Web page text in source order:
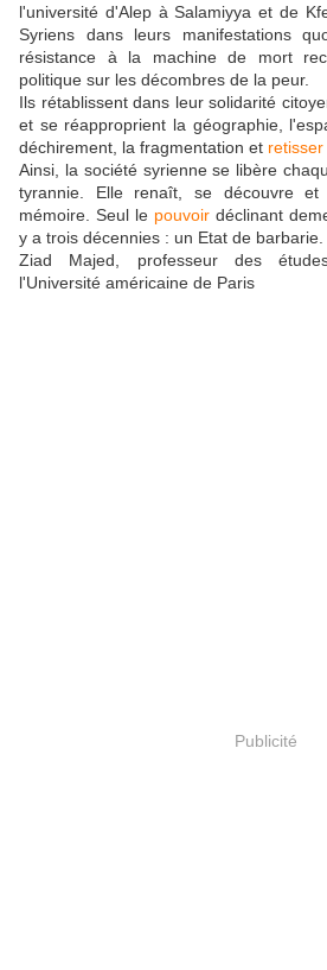
l'université d'Alep à Salamiyya et de
Syriens dans leurs manifestations
résistance à la machine de mort
politique sur les décombres de la peur.
Ils rétablissent dans leur solidarité
et se réapproprient la géographie,
déchirement, la fragmentation et retisser
Ainsi, la société syrienne se libère
tyrannie. Elle renaît, se découvre et
mémoire. Seul le pouvoir déclinant
y a trois décennies : un Etat de barbarie.
Ziad Majed, professeur des
l'Université américaine de Paris
Publicité